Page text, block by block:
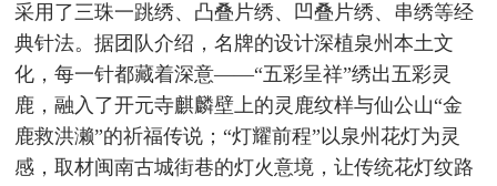
采用了三珠一跳绣、凸叠片绣、凹叠片绣、串绣等经
典针法。据团队介绍，名牌的设计深植泉州本土文
化，每一针都藏着深意——“五彩呈祥”绣出五彩灵
鹿，融入了开元寺麒麟壁上的灵鹿纹样与仙公山“金
鹿救洪濑”的祈福传说；“灯耀前程”以泉州花灯为灵
感，取材闽南古城街巷的灯火意境，让传统花灯纹路